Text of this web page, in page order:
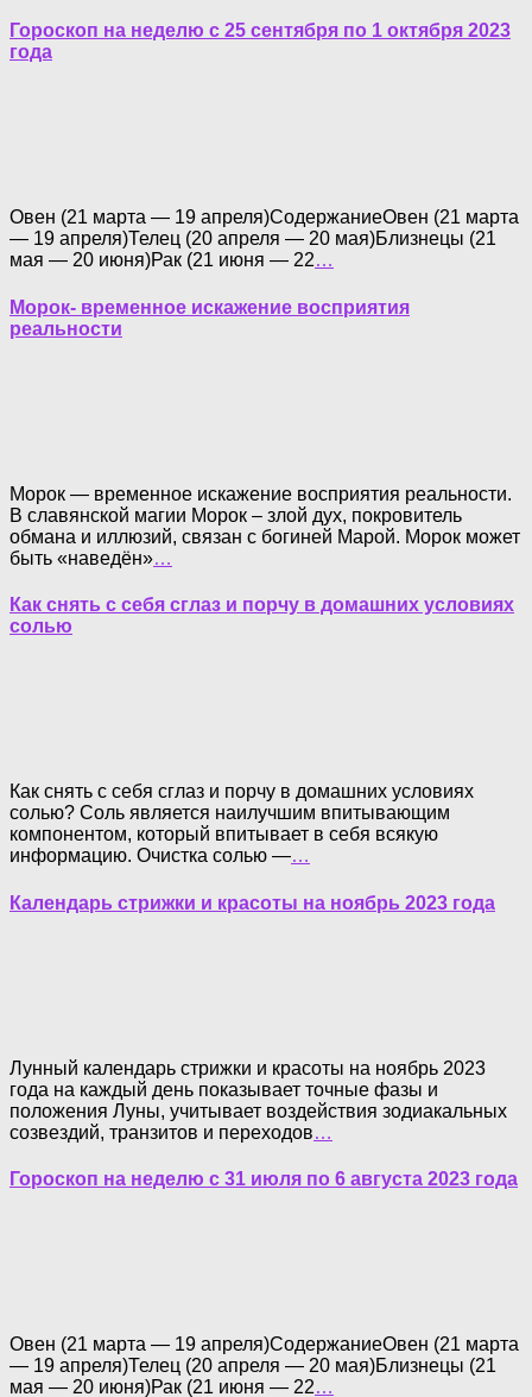
Гороскоп на неделю с 25 сентября по 1 октября 2023
года
Овен (21 марта — 19 апреля)СодержаниеОвен (21 марта
— 19 апреля)Телец (20 апреля — 20 мая)Близнецы (21
мая — 20 июня)Рак (21 июня — 22…
Морок- временное искажение восприятия
реальности
Морок — временное искажение восприятия реальности.
В славянской магии Морок – злой дух, покровитель
обмана и иллюзий, связан с богиней Марой. Морок может
быть «наведён»…
Как снять с себя сглаз и порчу в домашних условиях
солью
Как снять с себя сглаз и порчу в домашних условиях
солью? Соль является наилучшим впитывающим
компонентом, который впитывает в себя всякую
информацию. Очистка солью —…
Календарь стрижки и красоты на ноябрь 2023 года
Лунный календарь стрижки и красоты на ноябрь 2023
года на каждый день показывает точные фазы и
положения Луны, учитывает воздействия зодиакальных
созвездий, транзитов и переходов…
Гороскоп на неделю с 31 июля по 6 августа 2023 года
Овен (21 марта — 19 апреля)СодержаниеОвен (21 марта
— 19 апреля)Телец (20 апреля — 20 мая)Близнецы (21
мая — 20 июня)Рак (21 июня — 22…